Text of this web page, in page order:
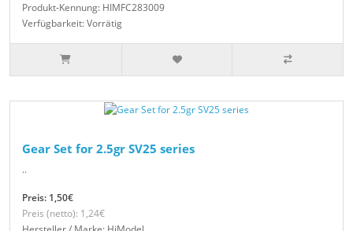
Produkt-Kennung: HIMFC283009
Verfügbarkeit: Vorrätig
Gear Set for 2.5gr SV25 series
..
Preis: 1,50€
Preis (netto): 1,24€